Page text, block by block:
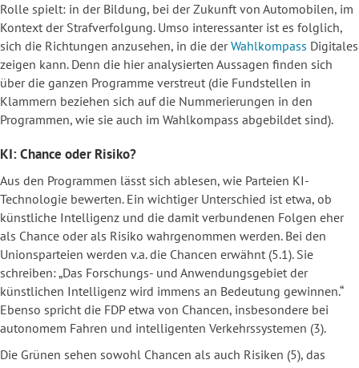
Rolle spielt: in der Bildung, bei der Zukunft von Automobilen, im
Kontext der Strafverfolgung. Umso interessanter ist es folglich,
sich die Richtungen anzusehen, in die derWahlkompass Digitales
zeigen kann. Denn die hier analysierten Aussagen finden sich
über die ganzen Programme verstreut (die Fundstellen in
Klammern beziehen sich auf die Nummerierungen in den
Programmen, wie sie auch im Wahlkompass abgebildet sind).
KI: Chance oder Risiko?
Aus den Programmen lässt sich ablesen, wie Parteien KI-
Technologie bewerten. Ein wichtiger Unterschied ist etwa, ob
künstliche Intelligenz und die damit verbundenen Folgen eher
als Chance oder als Risiko wahrgenommen werden. Bei den
Unionsparteien werden v.a. die Chancen erwähnt (5.1). Sie
schreiben: „Das Forschungs- und Anwendungsgebiet der
künstlichen Intelligenz wird immens an Bedeutung gewinnen.“
Ebenso spricht die FDP etwa von Chancen, insbesondere bei
autonomem Fahren und intelligenten Verkehrssystemen (3).
Die Grünen sehen sowohl Chancen als auch Risiken (5), das